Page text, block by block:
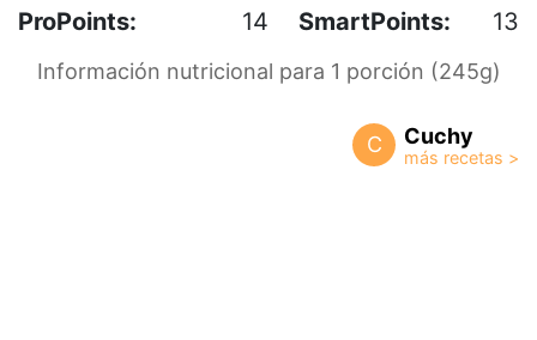
ProPoints:
14 SmartPoints: 13
Información nutricional para 1 porción (245g)
C Cuchy